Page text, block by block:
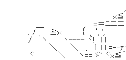
／ ,二´ ヾ / /
ｘ≦‘, `､ / ｘ≦
＿ , =＝ﾆニニ ＼
. / ≧ｘ { , ‘, ', ＼
/ ｀ヽ ヽ---- ヾ! ｌ
＼ ＼ __,_ } .l l_=-‐ｧァ
ヾ ＼ ヽ== ゞ' ヾｘ